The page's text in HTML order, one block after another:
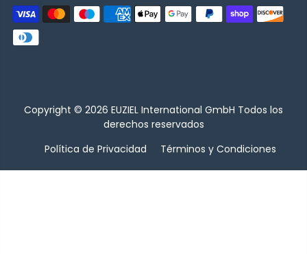
Copyright © 2026 EUZIEL International GmbH Todos los
derechos reservados
Política de Privacidad
Términos y Condiciones